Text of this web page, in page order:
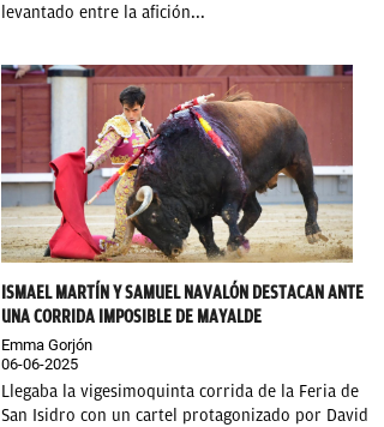
levantado entre la afición...
ISMAEL MARTÍN Y SAMUEL NAVALÓN DESTACAN ANTE
UNA CORRIDA IMPOSIBLE DE MAYALDE
Emma Gorjón
06-06-2025
Llegaba la vigesimoquinta corrida de la Feria de
San Isidro con un cartel protagonizado por David